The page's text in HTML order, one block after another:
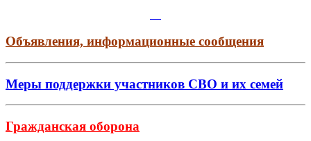
Объявления, информационные сообщения
Меры поддержки участников СВО и их семей
Гражданская оборона